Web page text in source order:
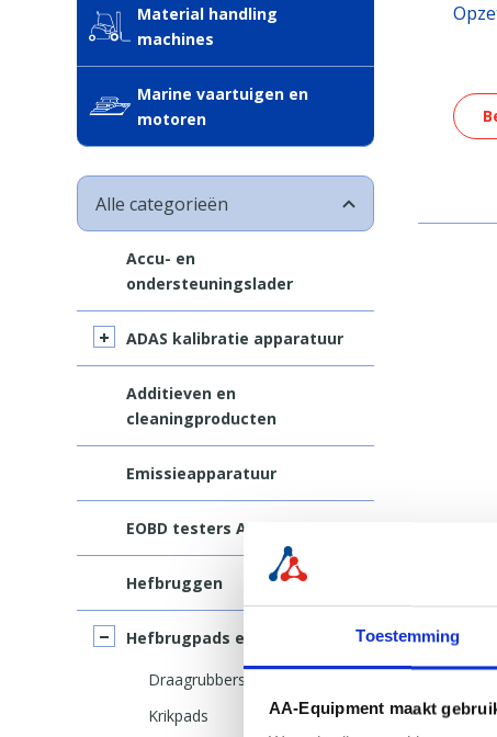
Toestemming
AA-Equipment maakt
Material handling
machines
Marine vaartuigen en
motoren
Alle categorieën
Accu- en
ondersteuningslader
ADAS kalibratie apparatuur
Additieven en
cleaningproducten
Emissieapparatuur
EOBD testers APK
Hefbruggen
Hefbrugpads en accessoires
Draagrubbers
Krikpads